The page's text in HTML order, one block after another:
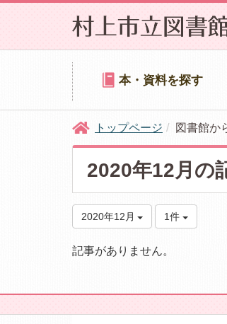
本・資料を探す
トップページ 図書館か
2020年12月の
2020年12月 1件
記事がありません。